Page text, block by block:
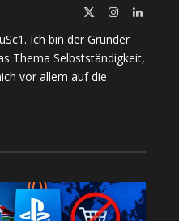
InstagramLinkedIn
Ich bin der Gründer
Thema Selbstständigkeit,
vor allem auf die